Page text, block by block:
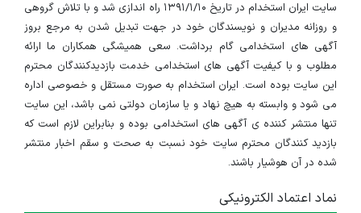
سایت ایران استخدام در تاریخ ۱۳۹۱/۱/۱۰ راه اندازی شد و با تلاش گروهی
و روزانه مدیران و نویسندگان خود در جهت تبدیل شدن به مرجع بروز
آگهی های استخدامی گام برداشت. سعی همیشگی همکاران ما ارائه
مطلوب و با کیفیت آگهی های استخدامی خدمت بازدیدکنندگان محترم
این سایت بوده است. ایران استخدام به صورت مستقل و خصوصی اداره
می شود و وابسته به هیچ نهاد و یا سازمان دولتی نمی باشد، این سایت
تنها منتشر کننده ی آگهی های استخدامی بوده و بنابراین لازم است که
بازدید کنندگان محترم سایت خود نسبت به صحت و سقم اخبار منتشر
شده در آن هوشیار باشند.
نماد اعتماد الکترونیکی